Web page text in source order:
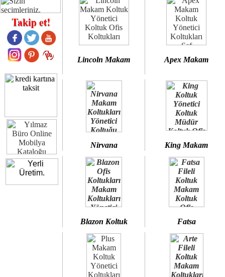
Ofisinizin dekorasyonunda ergonomi ve kaliteye önem
Çünkü sitemizde bulunan seçkin bürosit, goldsit ve modern
Size yakışan ofis koltuk tasarımına gelin birlikte karar verelim.
Kalite ve ergonomiyi arıyanların tercihi...Yılmaz Büro Mobilya
Lincoln Makam Apex Makam
Nirvana King Makam
Blazon Koltuk Fatsa